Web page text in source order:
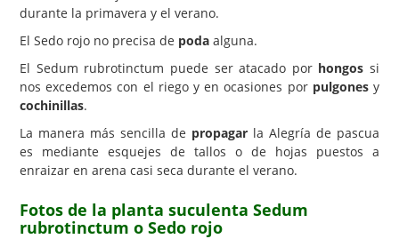
durante la primavera y el verano.
El Sedo rojo no precisa de poda alguna.
El Sedum rubrotinctum puede ser atacado por hongos si
nos excedemos con el riego y en ocasiones por pulgonesy
cochinillas.
La manera más sencilla de propagar la Alegría de pascua
es mediante esquejes de tallos o de hojas puestos a
enraizar en arena casi seca durante el verano.
Fotos de la planta suculenta Sedum
rubrotinctum o Sedo rojo